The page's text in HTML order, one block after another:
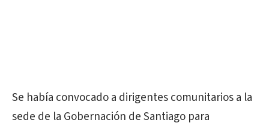
Se había convocado a dirigentes comunitarios a la
sede de la Gobernación de Santiago para